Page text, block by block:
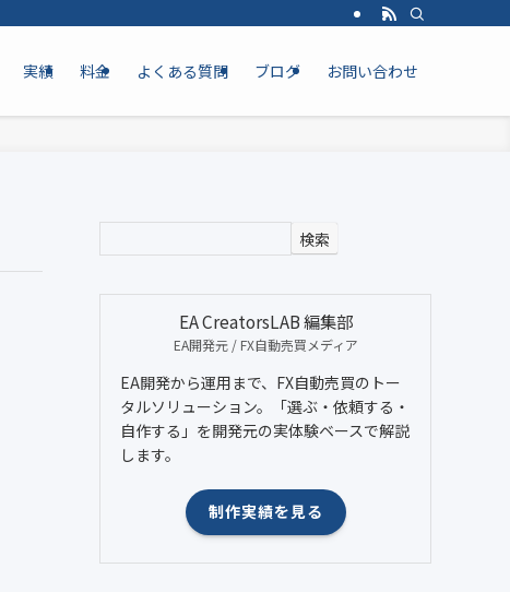
実績 料金 よくある質問 ブログ お問い合わせ
検索
EA CreatorsLAB 編集部
EA開発元 / FX自動売買メディア
EA開発から運用まで、FX自動売買のトー
タルソリューション。「選ぶ・依頼する・
自作する」を開発元の実体験ベースで解説
します。
制作実績を見る